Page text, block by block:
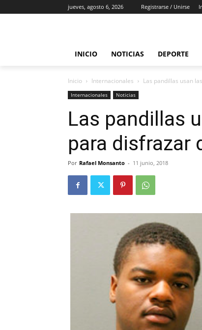
jueves, agosto 6, 2026 Registrarse / Unirse
INICIO NOTICIAS DEPORTE
Inicio Internacionales Las pandillas usan
Internacionales Noticias
Las pandillas
para disfrazar
Por Rafael Monsanto - 11 junio, 2018